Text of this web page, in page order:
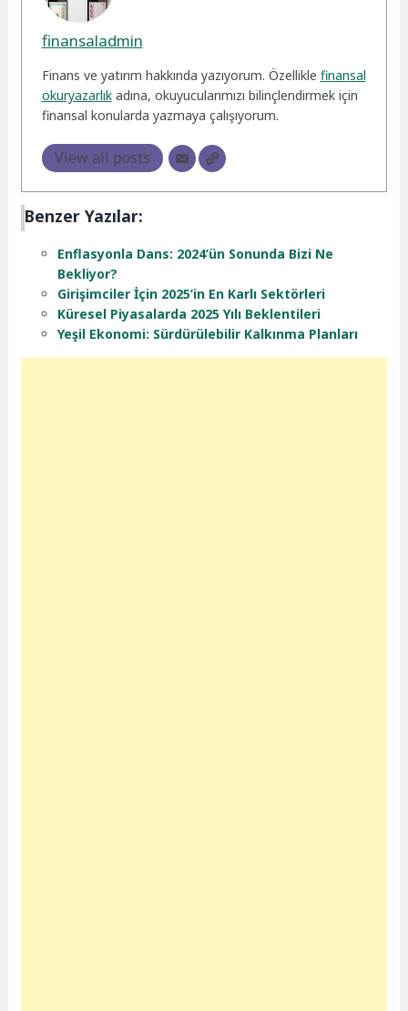
finansaladmin
Finans ve yatırım hakkında yazıyorum. Özellikle finansal
okuryazarlıkadına, okuyucularımızı bilinçlendirmek için
finansal konularda yazmaya çalışıyorum.
View all posts
Benzer Yazılar:
Enflasyonla Dans: 2024’ün Sonunda Bizi Ne
Bekliyor?
Girişimciler İçin 2025’in En Karlı Sektörleri
Küresel Piyasalarda 2025 Yılı Beklentileri
Yeşil Ekonomi: Sürdürülebilir Kalkınma Planları